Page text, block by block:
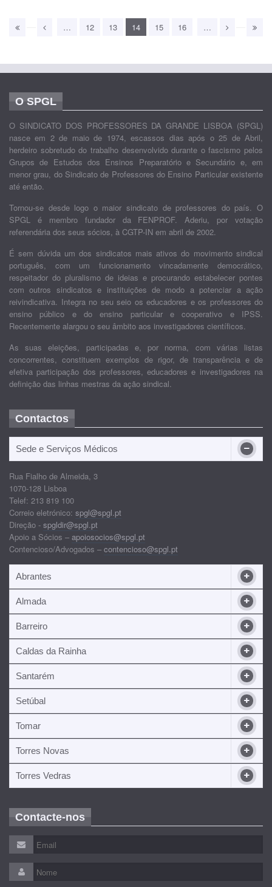
… 12 13 14 15 16 …
O SPGL
O SINDICATO DOS PROFESSORES DA GRANDE LISBOA (SPGL)
nasce em 2 de maio de 1974, escassos dias após o 25 de Abril,
herdeiro sobretudo do trabalho desenvolvido durante o fascismo pelos
Grupos de Estudos dos Ensinos Preparatório e Secundário e, em
menor grau, do Sindicato de Professores do Ensino Particular existente
até então.
Tornou-se desde logo o maior sindicato de professores do país. O
SPGL é membro fundador da FENPROF. Aderiu, por votação
referendária dos seus sócios, à CGTP-IN em abril de 2002.
É sem dúvida um dos sindicatos mais ativos do movimento sindical
português, com um funcionamento vincadamente democrático,
respeitador do pluralismo de ideias e procurando estabelecer pontes
com outros sindicatos e instituições de modo a potenciar a ação
reivindicativa. Integra no seu seio os educadores e os professores do
ensino público e do ensino particular e cooperativo e IPSS.
Recentemente alargou o seu âmbito aos investigadores científicos.
As suas eleições, participadas e, por norma, com várias listas
concorrentes, constituem exemplos de rigor, de transparência e de
efetiva participação dos professores, educadores e investigadores na
definição das linhas mestras da ação sindical.
Contactos
Sede e Serviços Médicos
Rua Fialho de Almeida, 3
1070-128 Lisboa
Telef: 213 819 100
Correio eletrónico: spgl@spgl.pt
Direção - spgldir@spgl.pt
Apoio a Sócios – apoiosocios@spgl.pt
Contencioso/Advogados – contencioso@spgl.pt
Abrantes
Almada
Barreiro
Caldas da Rainha
Santarém
Setúbal
Tomar
Torres Novas
Torres Vedras
Contacte-nos